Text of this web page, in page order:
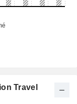
Travel